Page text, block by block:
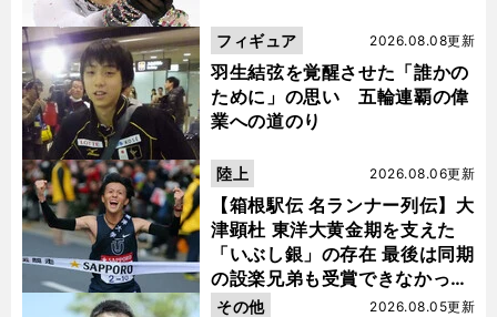
羽生結弦を覚醒させた「誰かの
ために」の思い 五輪連覇の偉
業への道のり
2026.08.08更新
フィギュア
【箱根駅伝 名ランナー列伝】大
津顕杜 東洋大黄金期を支えた
「いぶし銀」の存在 最後は同期
の設楽兄弟も受賞できなかった
金栗杯に輝く
2026.08.06更新
陸上
2026.08.05更新
その他